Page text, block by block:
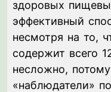
здоровых
эффективный
несмотря на то,
содержит всего
несложно,
«наблюдатели»